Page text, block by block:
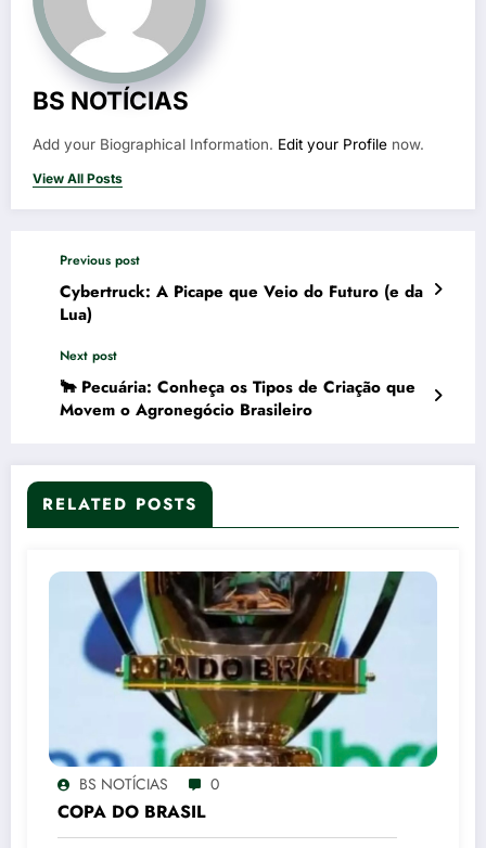
BS NOTÍCIAS
Add your Biographical Information. Edit your Profile now.
View All Posts
Previous post
Cybertruck: A Picape que Veio do Futuro (e da
Lua)
Next post
🐂 Pecuária: Conheça os Tipos de Criação que
Movem o Agronegócio Brasileiro
RELATED POSTS
BS NOTÍCIAS 0
COPA DO BRASIL